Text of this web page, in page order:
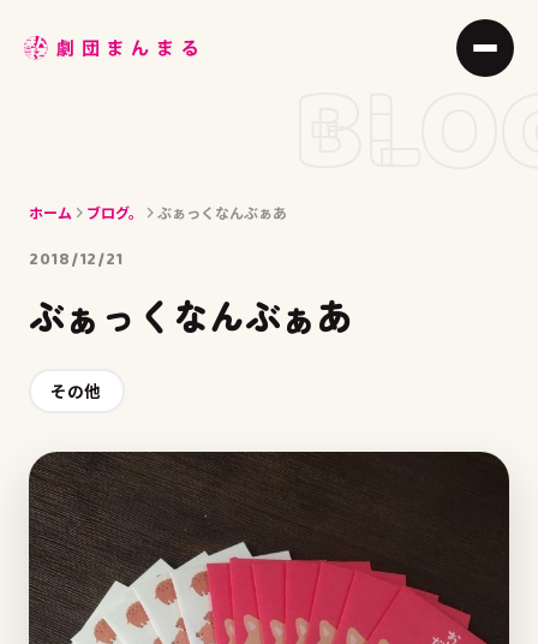
ABOUT
BLOG
ACCESS
ホーム ブログ。 ぶぁっくなんぶぁあ
2018/12/21
ぶぁっくなんぶぁあ
その他